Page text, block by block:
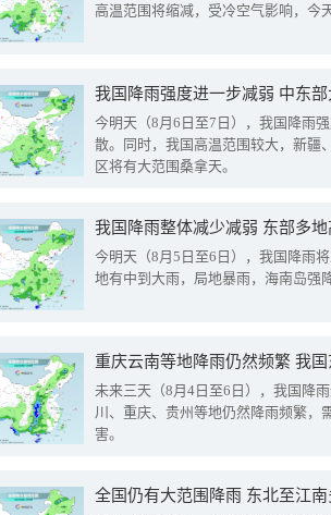
高温范围将缩减，受冷空气影响，今
今明天（8月6日至7日），我国降雨
散。同时，我国高温范围较大，新疆
区将有大范围桑拿天。
我国降雨整体减少减弱 东部多
今明天（8月5日至6日），我国降雨
地有中到大雨，局地暴雨，海南岛强
重庆云南等地降雨仍然频繁 我
未来三天（8月4日至6日），我国降
川、重庆、贵州等地仍然降雨频繁，
害。
全国仍有大范围降雨 东北至江